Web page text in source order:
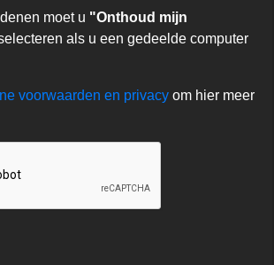
moet u "Onthoud mijn
als u een gedeelde computer
voorwaarden en privacy om hier meer